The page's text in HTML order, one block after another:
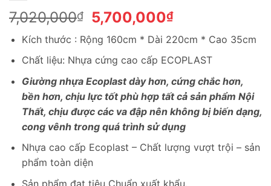
7,020,000₫
Giá
gốc
là:
7,020,000₫.
5,700,000₫Giá
tại
là:
5,700,000₫.
Kích thước : Rộng 160cm * Dài 220cm * Cao 35cm
Chất liệu: Nhựa cứng cao cấp ECOPLAST
Giường nhựa Ecoplast dày hơn, cứng chắc hơn,
bền hơn, chịu lực tốt phù hợp tất cả sản phẩm Nội
Thất, chịu được các va đập nên không bị biến dạng,
cong vênh trong quá trình sử dụng
Nhựa cao cấp Ecoplast – Chất lượng vượt trội – sản
phẩm toàn diện